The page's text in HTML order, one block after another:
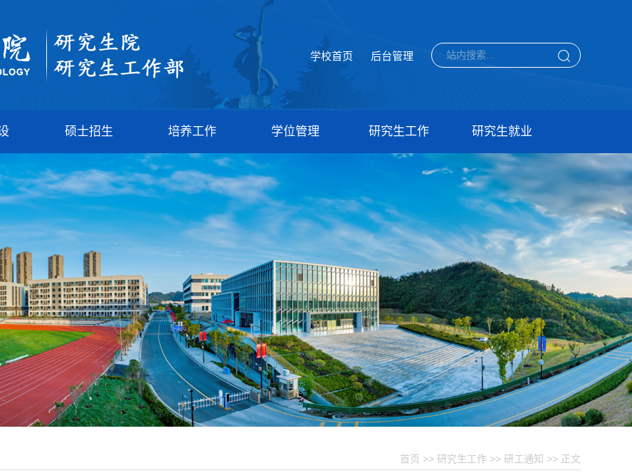
学校首页 后台管理
硕士招生 培养工作 学位管理 研究生工作 研究生就业
首页 >> 研究生工作 >> 研工通知 >> 正文